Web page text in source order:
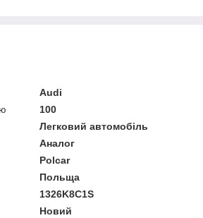
Audi
100
Легковий автомобіль
Аналог
Polcar
Польща
1326K8C1S
Новий